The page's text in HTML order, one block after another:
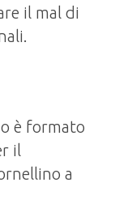
il mal di
è formato
il
a